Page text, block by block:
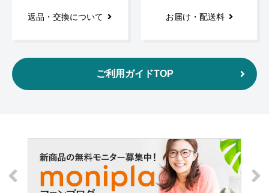
返品・交換について お届け・配送料
ご利用ガイドTOP